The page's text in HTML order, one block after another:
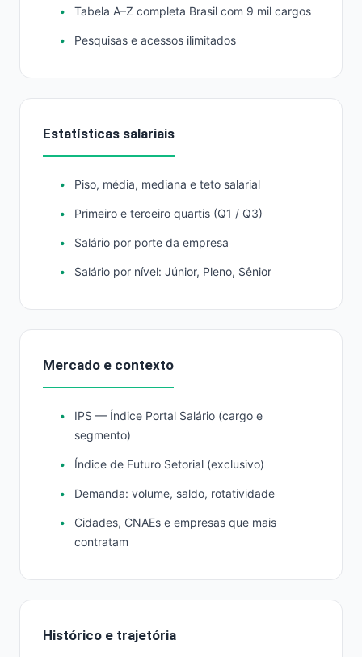
Tabela A–Z completa Brasil com 9 mil cargos
Pesquisas e acessos ilimitados
Estatísticas salariais
Piso, média, mediana e teto salarial
Primeiro e terceiro quartis (Q1 / Q3)
Salário por porte da empresa
Salário por nível: Júnior, Pleno, Sênior
Mercado e contexto
IPS — Índice Portal Salário (cargo e
segmento)
Índice de Futuro Setorial (exclusivo)
Demanda: volume, saldo, rotatividade
Cidades, CNAEs e empresas que mais
contratam
Histórico e trajetória